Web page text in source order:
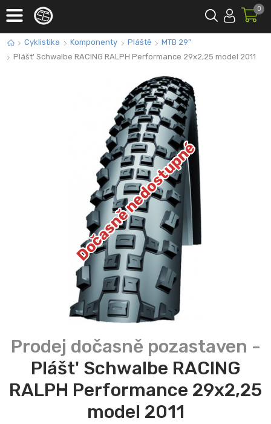
0
Cyklistika Komponenty Pláště
MTB 29"
Plášt' Schwalbe RACING RALPH Performance 29x2,25 model 2011
Dočasně nedostupné
Plášt' Schwalbe RACING
RALPH Performance 29x2,25
model 2011